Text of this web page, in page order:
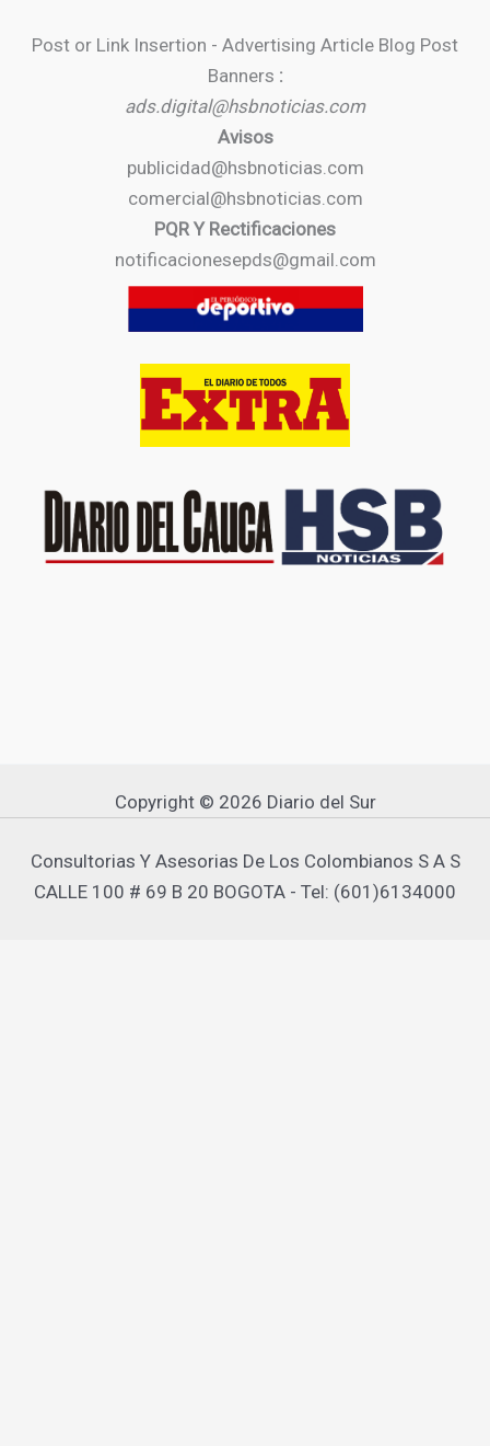
Post or Link Insertion - Advertising Article Blog Post
Banners :
ads.digital@hsbnoticias.com
Avisos
publicidad@hsbnoticias.com
comercial@hsbnoticias.com
PQR Y Rectificaciones
notificacionesepds@gmail.com
Copyright © 2026 Diario del Sur
Consultorias Y Asesorias De Los Colombianos S A S
CALLE 100 # 69 B 20 BOGOTA - Tel: (601)6134000